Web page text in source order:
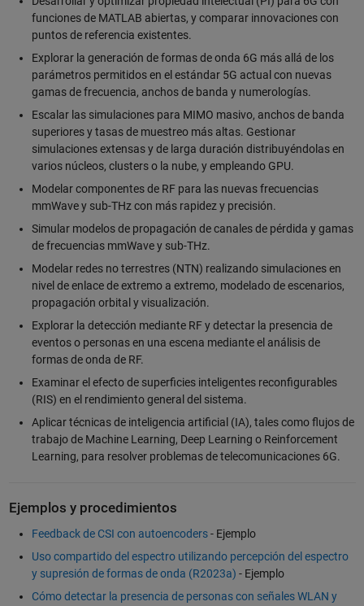
funciones de MATLAB abiertas, y comparar innovaciones con
puntos de referencia existentes.
Explorar la generación de formas de onda 6G más allá de los
parámetros permitidos en el estándar 5G actual con nuevas
gamas de frecuencia, anchos de banda y numerologías.
Escalar las simulaciones para MIMO masivo, anchos de banda
superiores y tasas de muestreo más altas. Gestionar
simulaciones extensas y de larga duración distribuyéndolas en
varios núcleos, clusters o la nube, y empleando GPU.
Modelar componentes de RF para las nuevas frecuencias
mmWave y sub-THz con más rapidez y precisión.
Simular modelos de propagación de canales de pérdida y gamas
de frecuencias mmWave y sub-THz.
Modelar redes no terrestres (NTN) realizando simulaciones en
nivel de enlace de extremo a extremo, modelado de escenarios,
propagación orbital y visualización.
Explorar la detección mediante RF y detectar la presencia de
eventos o personas en una escena mediante el análisis de
formas de onda de RF.
Examinar el efecto de superficies inteligentes reconfigurables
(RIS) en el rendimiento general del sistema.
Aplicar técnicas de inteligencia artificial (IA), tales como flujos de
trabajo de Machine Learning, Deep Learning o Reinforcement
Learning, para resolver problemas de telecomunicaciones 6G.
Ejemplos y procedimientos
Feedback de CSI con autoencoders- Ejemplo
Uso compartido del espectro utilizando percepción del espectro
y supresión de formas de onda (R2023a) - Ejemplo
Cómo detectar la presencia de personas con señales WLAN y